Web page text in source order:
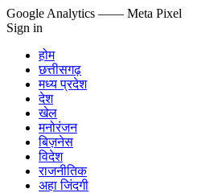
Google Analytics —— Meta Pixel
Sign in
होम
छत्तीसगढ़
मध्य प्रदेश
देश
खेल
मनोरंजन
बिज़नेस
विदेश
राजनीतिक
अहा जिंदगी